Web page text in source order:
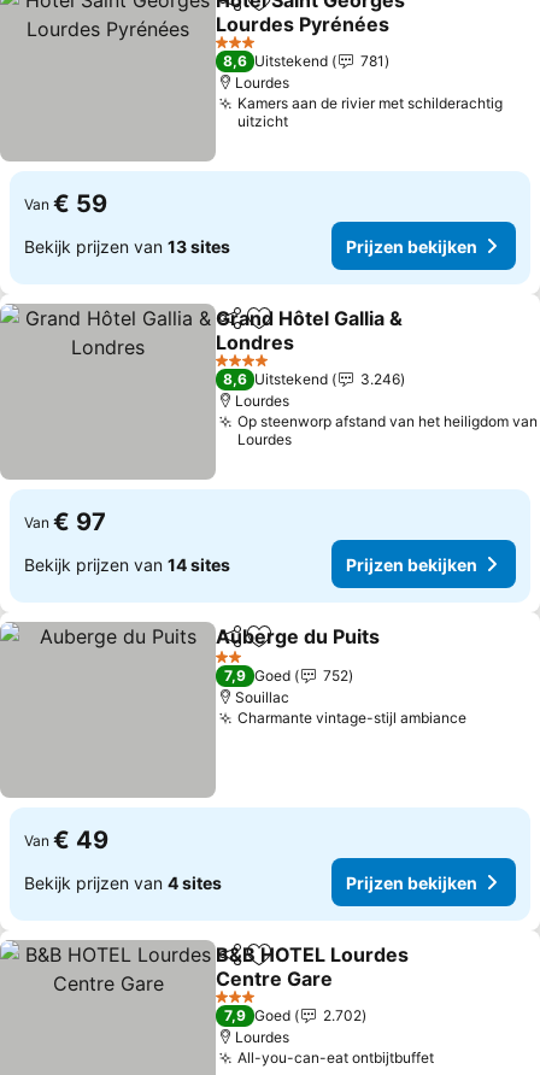
DelenToevoegen aan favorieten
Lourdes Pyrénées
Prijzen bekijken
3 Sterren
8,6 Uitstekend
781
Lourdes
Kamers aan de rivier met schilderachtig
uitzicht
Van € 59
Bekijk prijzen van 13 sites Prijzen bekijken
DelenToevoegen aan favorieten
Grand Hôtel Gallia &
Londres
Prijzen bekijken
4 Sterren
8,6 Uitstekend
3.246
Lourdes
Op steenworp afstand van het heiligdom van
Lourdes
Van € 97
Bekijk prijzen van 14 sites Prijzen bekijken
DelenToevoegen aan favorieten
Auberge du Puits
2 Sterren
7,9 Goed
752
Souillac
Charmante vintage-stijl ambiancePrijzen
Van € 49
Bekijk prijzen van 4 sites Prijzen bekijken
DelenToevoegen aan favorieten
B&B HOTEL Lourdes
Centre Gare
Prijzen bekijken
3 Sterren
7,9 Goed
2.702
Lourdes
All-you-can-eat ontbijtbuffetPrijzen